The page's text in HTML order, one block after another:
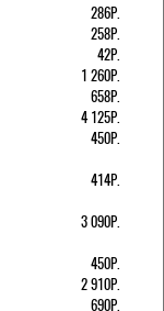
286Р.
258Р.
42Р.
1 260Р.
658Р.
4 125Р.
450Р.
414Р.
3 090Р.
450Р.
2 910Р.
690Р.